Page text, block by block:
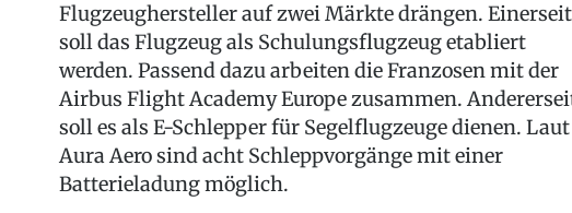
Flugzeughersteller auf zwei Märkte drängen.
soll das Flugzeug als Schulungsflugzeug etabliert
werden. Passend dazu arbeiten die Franzosen mit der
Airbus Flight Academy Europe zusammen.
soll es als E-Schlepper für Segelflugzeuge dienen. Laut
Aura Aero sind acht Schleppvorgänge mit einer
Batterieladung möglich.